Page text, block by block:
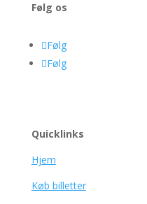
Følg os
Følg
Følg
Quicklinks
Hjem
Køb billetter